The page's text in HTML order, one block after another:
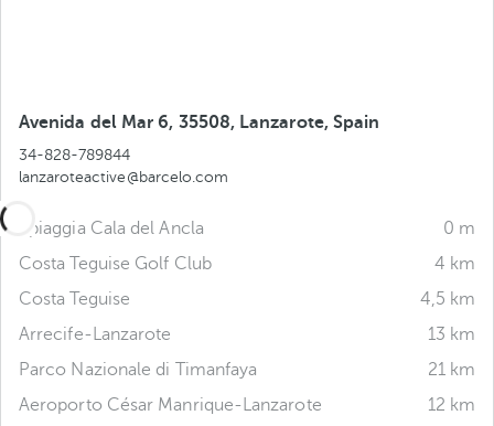
Avenida del Mar 6, 35508, Lanzarote, Spain
34-828-789844
lanzaroteactive@barcelo.com
Spiaggia Cala del Ancla
0 m
Costa Teguise Golf Club
4 km
Costa Teguise
4,5 km
Arrecife-Lanzarote
13 km
Parco Nazionale di Timanfaya
21 km
Aeroporto César Manrique-Lanzarote
12 km